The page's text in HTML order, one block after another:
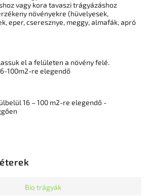
vagy kora tavaszi trágyázáshoz
növényekre (hüvelyesek,
eper, cseresznye, meggy, almafák, apró
el a felületen a növény felé.
100m2-re elegendő
16 – 100 m2-re elegendő -
Bio trágyák